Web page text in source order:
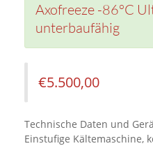
Axofreeze -86°C
unterbaufähig
€5.500,00
Technische Daten und
Einstufige Kältemaschine,